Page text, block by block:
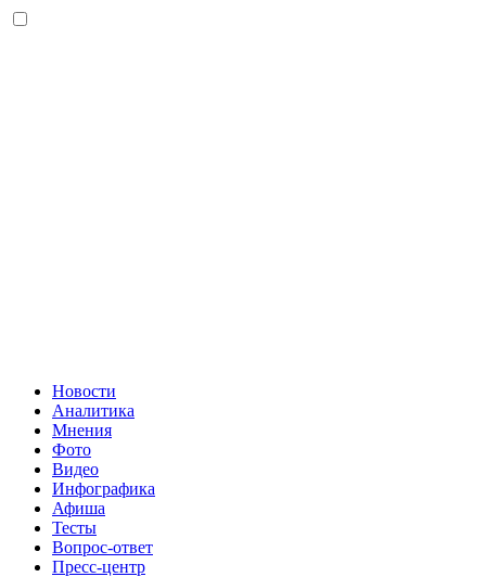
Новости
Аналитика
Мнения
Фото
Видео
Инфографика
Афиша
Тесты
Вопрос-ответ
Пресс-центр